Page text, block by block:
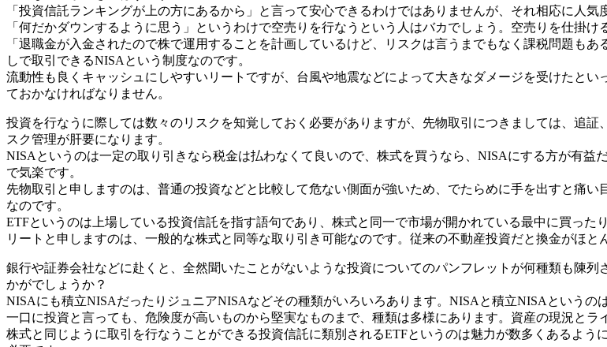
「投資信託ランキングが上の方にあるから」と言って安心できるわけではありませんが、それ相応に人
「何だかダウンするように思う」というわけで空売りを行なうという人はバカでしょう。空売りを仕掛
「退職金が入金されたので株で運用することを計画しているけど、リスクは言うまでもなく課税問題も
しで取引できるNISAという制度なのです。
流動性も良くキャッシュにしやすいリートですが、台風や地震などによって大きなダメージを受けたと
ておかなければなりません。
投資を行なうに際しては数々のリスクを知覚しておく必要がありますが、先物取引につきましては、追
スク管理が肝要になります。
NISAというのは一定の取り引きなら税金は払わなくて良いので、株式を買うなら、NISAにする方が有
で気楽です。
先物取引と申しますのは、普通の投資などと比較して危ない側面が強いため、でたらめに手を出すと痛
なのです。
ETFというのは上場している投資信託を指す語句であり、株式と同一で市場が開かれている最中に買った
リートと申しますのは、一般的な株式と同等な取り引き可能なのです。従来の不動産投資だと換金がほ
銀行や証券会社などに赴くと、全然聞いたことがないような投資についてのパンフレットが何種類も陳
かがでしょうか？
NISAにも積立NISAだったりジュニアNISAなどその種類がいろいろあります。NISAと積立NISAというの
一口に投資と言っても、危険度が高いものから堅実なものまで、種類は多様にあります。資産の現況と
株式と同じように取引を行なうことができる投資信託に類別されるETFというのは魅力が数多くあるよ